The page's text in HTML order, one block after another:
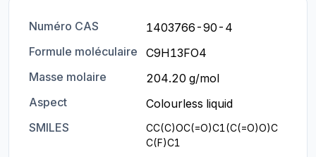
Numéro CAS
1403766-90-4
Formule moléculaire
C9H13FO4
Masse molaire
204.20 g/mol
Aspect
Colourless liquid
SMILES
CC(C)OC(=O)C1(C(=O)O)C
C(F)C1